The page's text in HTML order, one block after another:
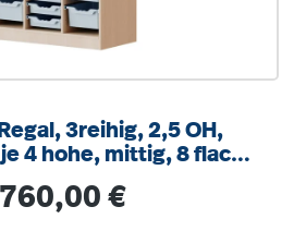
3reihig, 2,5 OH,
4 hohe, mittig, 8 flache
Regulärer Preis:
760,00 €